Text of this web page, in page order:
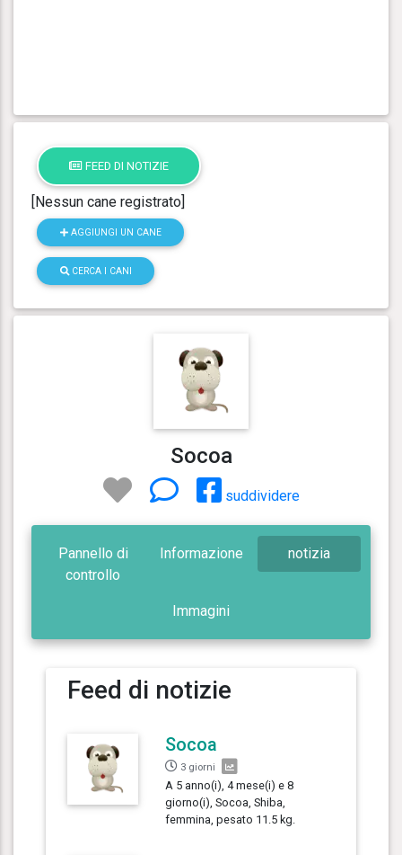
FEED DI NOTIZIE
[Nessun cane registrato]
AGGIUNGI UN CANE
CERCA I CANI
Socoa
suddividere
Pannello di
controllo
Informazione notizia
Immagini
Feed di notizie
Socoa
3 giorni
A 5 anno(i), 4 mese(i) e 8
giorno(i), Socoa, Shiba,
femmina, pesato 11.5 kg.